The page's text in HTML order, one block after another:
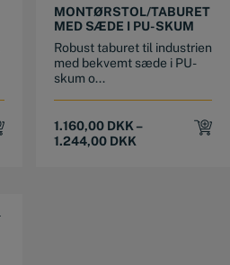
MONTØRSTOL/TABURET
MED SÆDE I PU-SKUM
Robust taburet til industrien
med bekvemt sæde i PU-
skum o...
1.160,00 DKK –
1.244,00 DKK